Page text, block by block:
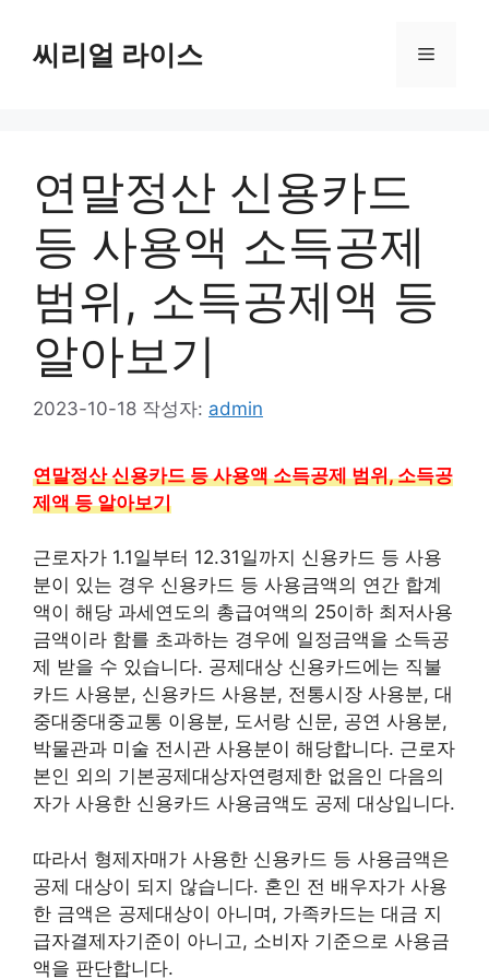
씨리얼 라이스 메
연말정산 신용카드
등 사용액 소득공제
범위, 소득공제액 등
알아보기
2023-10-18 작성자: admin
연말정산 신용카드 등 사용액 소득공제 범위, 소득공
제액 등 알아보기
근로자가 1.1일부터 12.31일까지 신용카드 등 사용
분이 있는 경우 신용카드 등 사용금액의 연간 합계
액이 해당 과세연도의 총급여액의 25이하 최저사용
금액이라 함를 초과하는 경우에 일정금액을 소득공
제 받을 수 있습니다. 공제대상 신용카드에는 직불
카드 사용분, 신용카드 사용분, 전통시장 사용분, 대
중대중대중교통 이용분, 도서랑 신문, 공연 사용분,
박물관과 미술 전시관 사용분이 해당합니다. 근로자
본인 외의 기본공제대상자연령제한 없음인 다음의
자가 사용한 신용카드 사용금액도 공제 대상입니다.
따라서 형제자매가 사용한 신용카드 등 사용금액은
공제 대상이 되지 않습니다. 혼인 전 배우자가 사용
한 금액은 공제대상이 아니며, 가족카드는 대금 지
급자결제자기준이 아니고, 소비자 기준으로 사용금
액을 판단합니다.